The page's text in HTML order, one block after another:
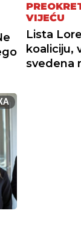
VIJEĆU
Lista
koaliciju,
svedena